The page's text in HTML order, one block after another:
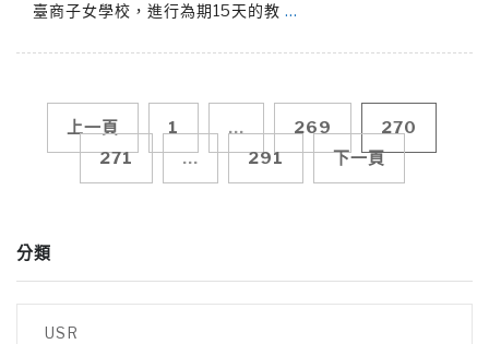
臺商子女學校，進行為期15天的教 …
導
覽
上一頁 1 ... 269
270
271
... 291 下一頁
分類
USR